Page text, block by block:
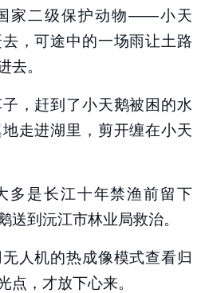
家二级保护动物——小天
，可途中的一场雨让土路
。
，赶到了小天鹅被困的水
走进湖里，剪开缠在小天
多是长江十年禁渔前留下
送到沅江市林业局救治。
人机的热成像模式查看归
，才放下心来。